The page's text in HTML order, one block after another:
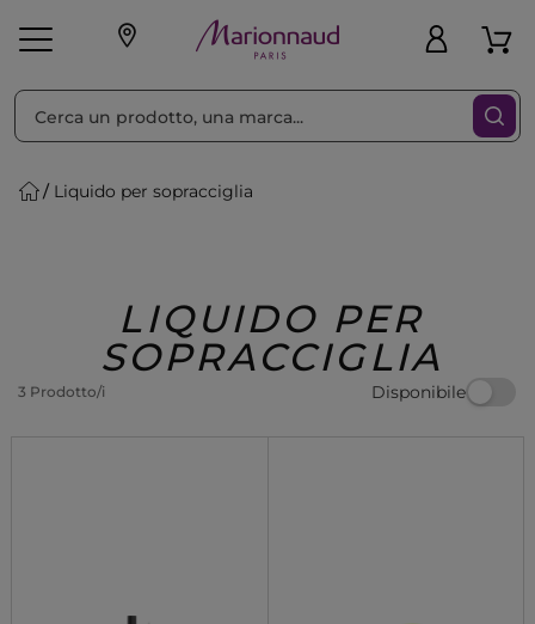
Make-up Profumi
Regalo
Liquido per sopracciglia
LIQUIDO PER
SOPRACCIGLIA
3 Prodotto/i Disponibile
Ordina per Filtra